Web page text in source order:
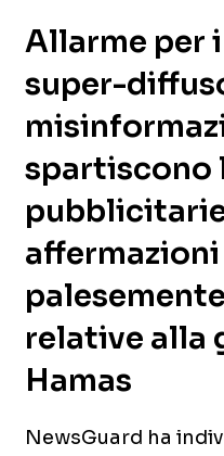
Allarme per
super-
spartiscono
relative alla
Hamas
NewsGuard ha